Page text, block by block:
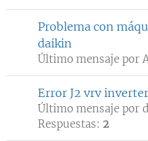
Problema con
daikin
Último mensaje por
Error J2 vrv inverter
Último mensaje por
Respuestas: 2